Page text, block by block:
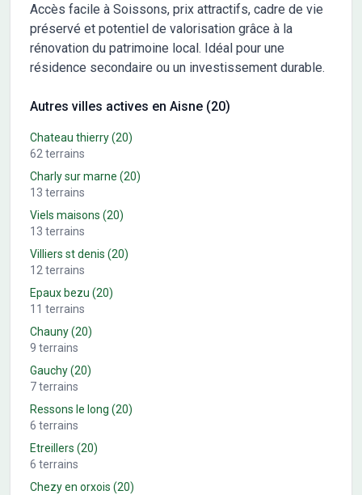
Accès facile à Soissons, prix attractifs, cadre de vie
préservé et potentiel de valorisation grâce à la
rénovation du patrimoine local. Idéal pour une
résidence secondaire ou un investissement durable.
Autres villes actives en Aisne (20)
Chateau thierry(20)
62terrains
Charly sur marne (20)
13 terrains
Viels maisons (20)
13 terrains
Villiers st denis (20)
12terrains
Epaux bezu (20)
11 terrains
Chauny(20)
9 terrains
Gauchy(20)
7terrains
Ressons le long (20)
6 terrains
Etreillers (20)
6 terrains
Chezy en orxois (20)